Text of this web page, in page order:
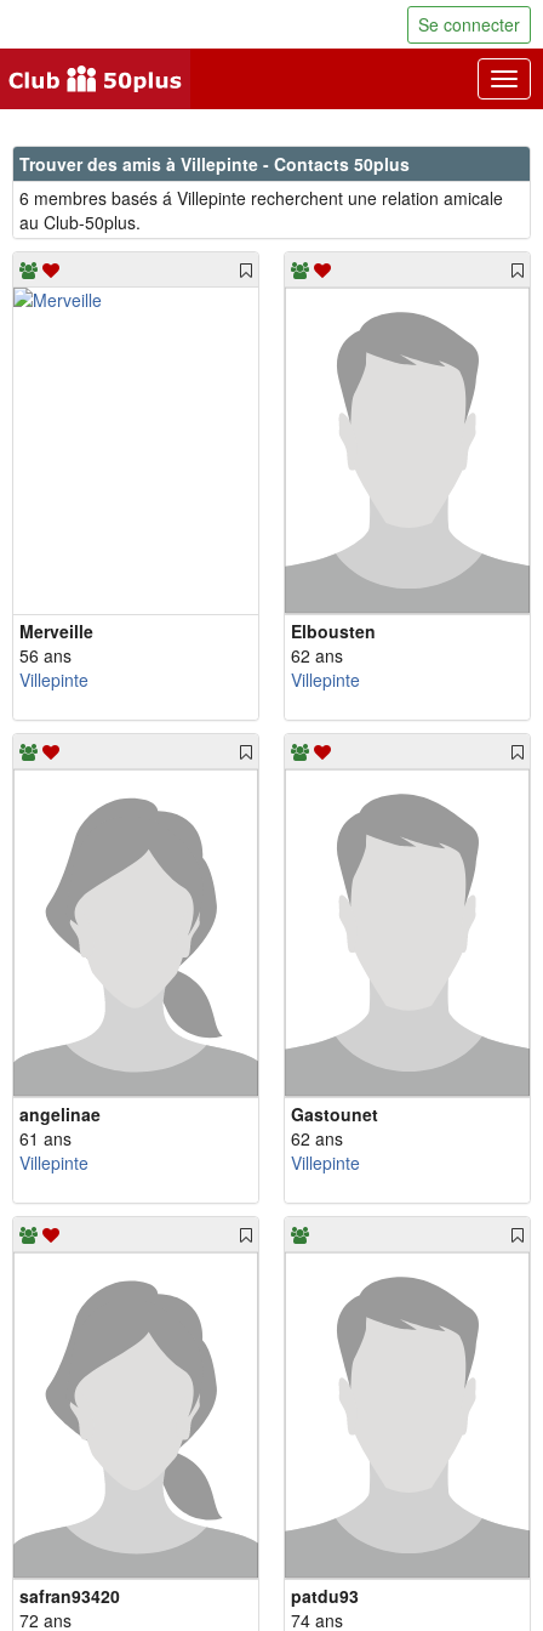
Se connecter
Trouver des amis à Villepinte - Contacts 50plus
6 membres basés á Villepinte recherchent une relation amicale
au Club-50plus.
Merveille
56 ans
Villepinte
Elbousten
62 ans
Villepinte
angelinae
61 ans
Villepinte
Gastounet
62 ans
Villepinte
safran93420
72 ans
patdu93
74 ans